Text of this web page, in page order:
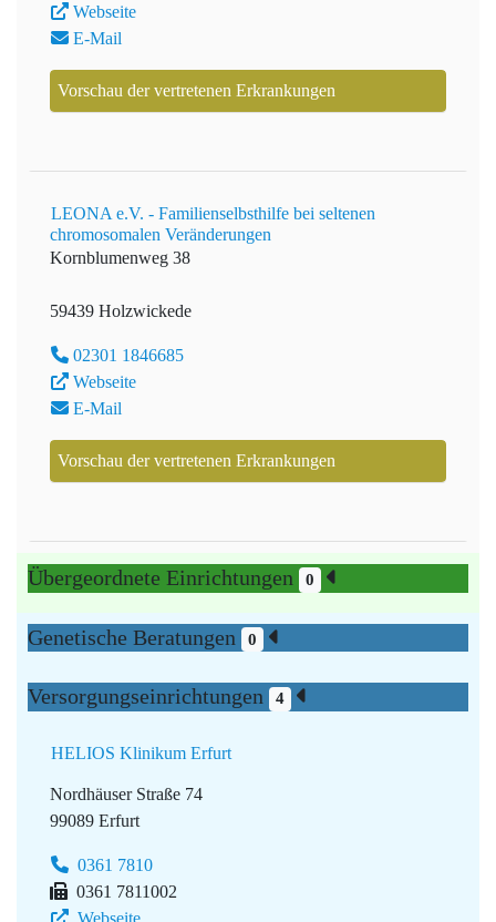
Webseite
E-Mail
Vorschau der vertretenen Erkrankungen
LEONA e.V. - Familienselbsthilfe bei seltenen
chromosomalen Veränderungen
Kornblumenweg 38
59439 Holzwickede
02301 1846685
Webseite
E-Mail
Vorschau der vertretenen Erkrankungen
Übergeordnete Einrichtungen 0
Genetische Beratungen 0
Versorgungseinrichtungen 4
HELIOS Klinikum Erfurt
Nordhäuser Straße 74
99089 Erfurt
0361 7810
0361 7811002
Webseite